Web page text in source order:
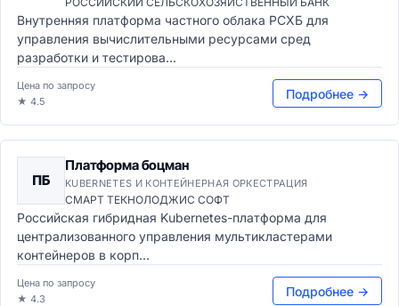
Внутренняя платформа частного облака РСХБ для
управления вычислительными ресурсами сред
разработки и тестирова...
Цена по запросу
★ 4.5
Подробнее →
ПБ
Платформа боцман
KUBERNETES И КОНТЕЙНЕРНАЯ ОРКЕСТРАЦИЯ
СМАРТ ТЕКНОЛОДЖИС СОФТ
Российская гибридная Kubernetes-платформа для
централизованного управления мультикластерами
контейнеров в корп...
Цена по запросу
★ 4.3
Подробнее →